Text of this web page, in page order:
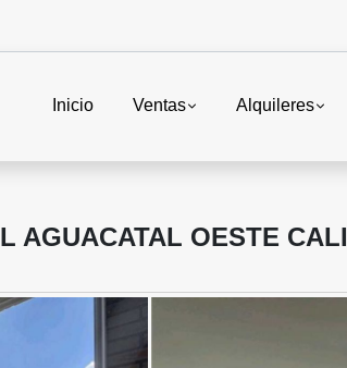
Inicio Ventas Alquileres
AGUACATAL OESTE CALI